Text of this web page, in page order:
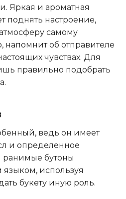
Яркая и ароматная
поднять настроение,
самому
об отправителе
чувствах. Для
правильно подобрать
ведь он имеет
и определенное
ранимые бутоны
используя
букету иную роль.